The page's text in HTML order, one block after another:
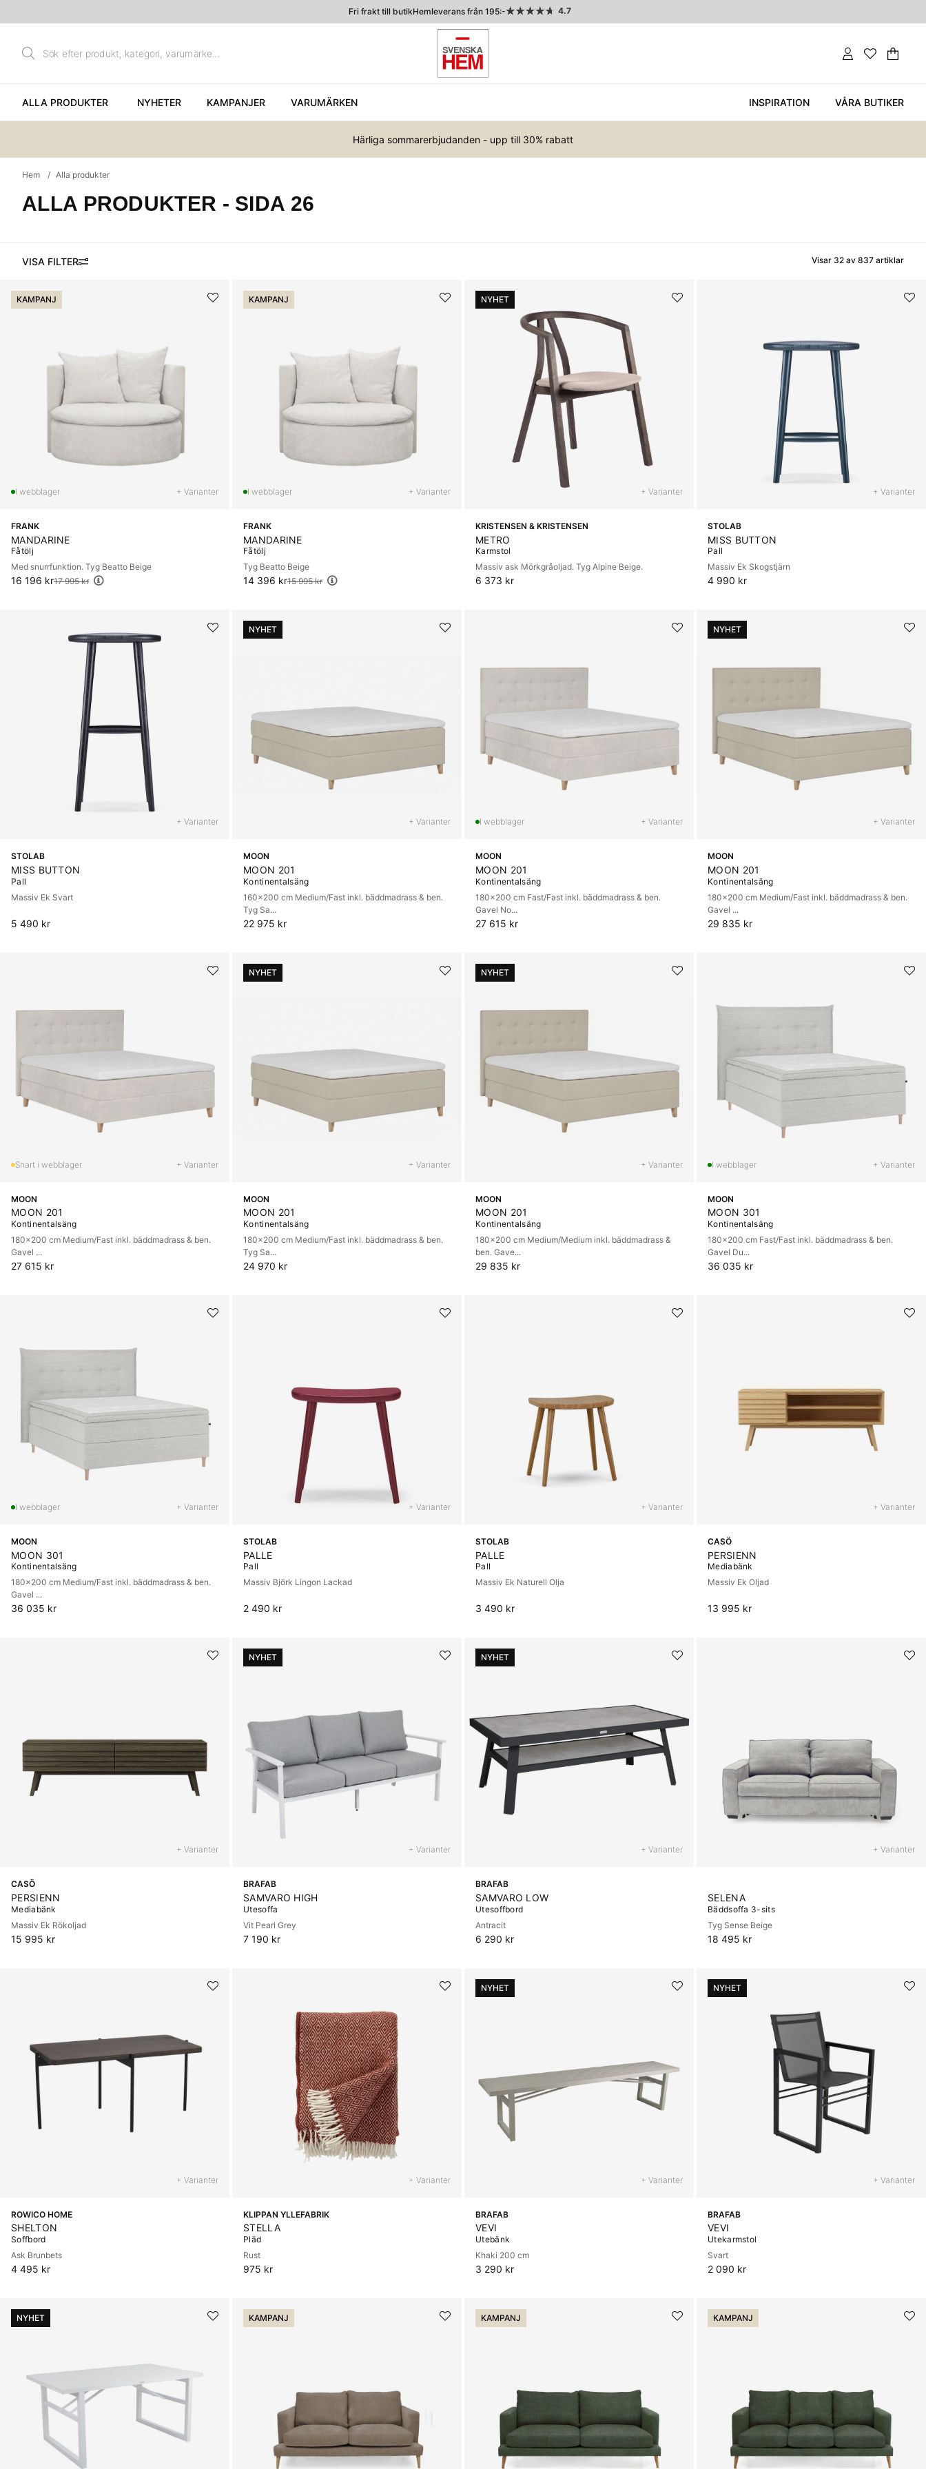
Fri frakt till butikHemleverans från 195:- 4.7
.
ALLA PRODUKTER NYHETER KAMPANJER VARUMÄRKEN INSPIRATION VÅRA BUTIKER
Härliga sommarerbjudanden - upp till 30% rabatt
Hem Alla produkter
ALLA PRODUKTER - SIDA 26
FILTRERA Visar 32 av 837 artiklar
Produkter
KAMPANJ
+ Varianter
FRANK
MANDARINE
Fåtölj
Med snurrfunktion. Tyg Beatto Beige
16 196 kr
Ordinarie pris:
17 995 kr
KAMPANJ
+ Varianter
FRANK
MANDARINE
Fåtölj
Tyg Beatto Beige
14 396 kr
Ordinarie pris:
15 995 kr
NYHET
+ Varianter
KRISTENSEN & KRISTENSEN
METRO
Karmstol
Massiv ask Mörkgråoljad. Tyg Alpine Beige.
6 373 kr
+ Varianter
STOLAB
MISS BUTTON
Pall
Massiv Ek Skogstjärn
4 990 kr
+ Varianter
STOLAB
MISS BUTTON
Pall
Massiv Ek Svart
5 490 kr
NYHET
+ Varianter
MOON
MOON 201
Kontinentalsäng
160x200 cm Medium/Fast inkl. bäddmadrass & ben.
Tyg Sa...
22 975 kr
+ Varianter
MOON
MOON 201
Kontinentalsäng
180x200 cm Fast/Fast inkl. bäddmadrass & ben.
Gavel No...
27 615 kr
NYHET
+ Varianter
MOON
MOON 201
Kontinentalsäng
180x200 cm Medium/Fast inkl. bäddmadrass & ben.
Gavel ...
29 835 kr
+ Varianter
MOON
MOON 201
Kontinentalsäng
180x200 cm Medium/Fast inkl. bäddmadrass & ben.
Gavel ...
27 615 kr
NYHET
+ Varianter
MOON
MOON 201
Kontinentalsäng
180x200 cm Medium/Fast inkl. bäddmadrass & ben.
Tyg Sa...
24 970 kr
NYHET
+ Varianter
MOON
MOON 201
Kontinentalsäng
180x200 cm Medium/Medium inkl. bäddmadrass &
ben. Gave...
29 835 kr
+ Varianter
MOON
MOON 301
Kontinentalsäng
180x200 cm Fast/Fast inkl. bäddmadrass & ben.
Gavel Du...
36 035 kr
+ Varianter
MOON
MOON 301
Kontinentalsäng
180x200 cm Medium/Fast inkl. bäddmadrass & ben.
Gavel ...
36 035 kr
+ Varianter
STOLAB
PALLE
Pall
Massiv Björk Lingon Lackad
2 490 kr
+ Varianter
STOLAB
PALLE
Pall
Massiv Ek Naturell Olja
3 490 kr
+ Varianter
CASÖ
PERSIENN
Mediabänk
Massiv Ek Oljad
13 995 kr
+ Varianter
CASÖ
PERSIENN
Mediabänk
Massiv Ek Rökoljad
15 995 kr
NYHET
+ Varianter
BRAFAB
SAMVARO HIGH
Utesoffa
Vit Pearl Grey
7 190 kr
NYHET
+ Varianter
BRAFAB
SAMVARO LOW
Utesoffbord
Antracit
6 290 kr
+ Varianter
SELENA
Bäddsoffa 3-sits
Tyg Sense Beige
18 495 kr
+ Varianter
ROWICO HOME
SHELTON
Soffbord
Ask Brunbets
4 495 kr
+ Varianter
KLIPPAN YLLEFABRIK
STELLA
Pläd
Rust
975 kr
NYHET
+ Varianter
BRAFAB
VEVI
Utebänk
Khaki 200 cm
3 290 kr
NYHET
+ Varianter
BRAFAB
VEVI
Utekarmstol
Svart
2 090 kr
NYHET KAMPANJ KAMPANJ KAMPANJ